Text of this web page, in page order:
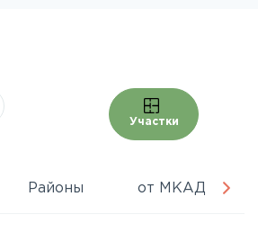
Участки
Районы от МКАД